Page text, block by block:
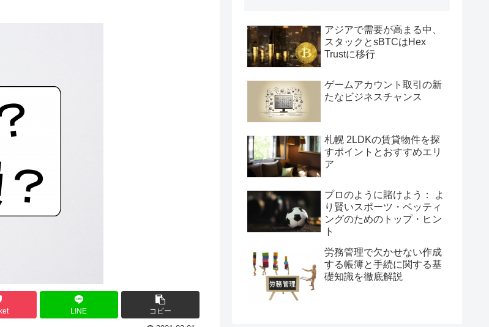
LINE コピー
アジアで需要が高まる中、
スタックとsBTCはHex
Trustに移行
ゲームアカウント取引の新
たなビジネスチャンス
札幌 2LDKの賃貸物件を探
すポイントとおすすめエリ
ア
プロのように賭けよう： よ
り賢いスポーツ・ベッティ
ングのためのトップ・ヒン
ト
労務管理で欠かせない作成
する帳簿と手続に関する基
礎知識を徹底解説